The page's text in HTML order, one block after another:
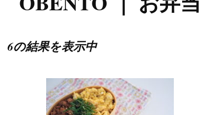
6の結果を表示中